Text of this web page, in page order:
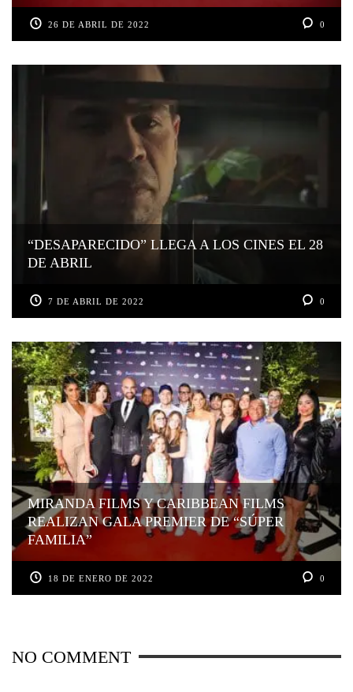
26 DE ABRIL DE 2022 0
“DESAPARECIDO” LLEGA A LOS CINES EL 28
DE ABRIL
7 DE ABRIL DE 2022 0
MIRANDA FILMS Y CARIBBEAN FILMS
REALIZAN GALA PREMIER DE “SÚPER
FAMILIA”
18 DE ENERO DE 2022 0
NO COMMENT